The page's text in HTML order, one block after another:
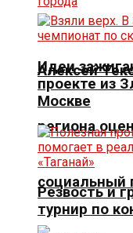
Алексей
региона
социальный
Идеи
проекте из
Москве
Резвость и
турнир по